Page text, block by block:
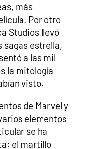
más
Por otro
Studios llevó
sagas estrella,
a las mil
la mitología
visto.
de Marvel y
elementos
se ha
el martillo